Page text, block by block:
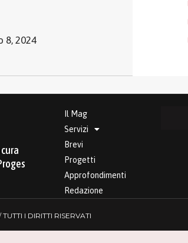
8, 2024
Il Mag
Servizi
Brevi
Progetti
Approfondimenti
Redazione
I DIRITTI RISERVATI